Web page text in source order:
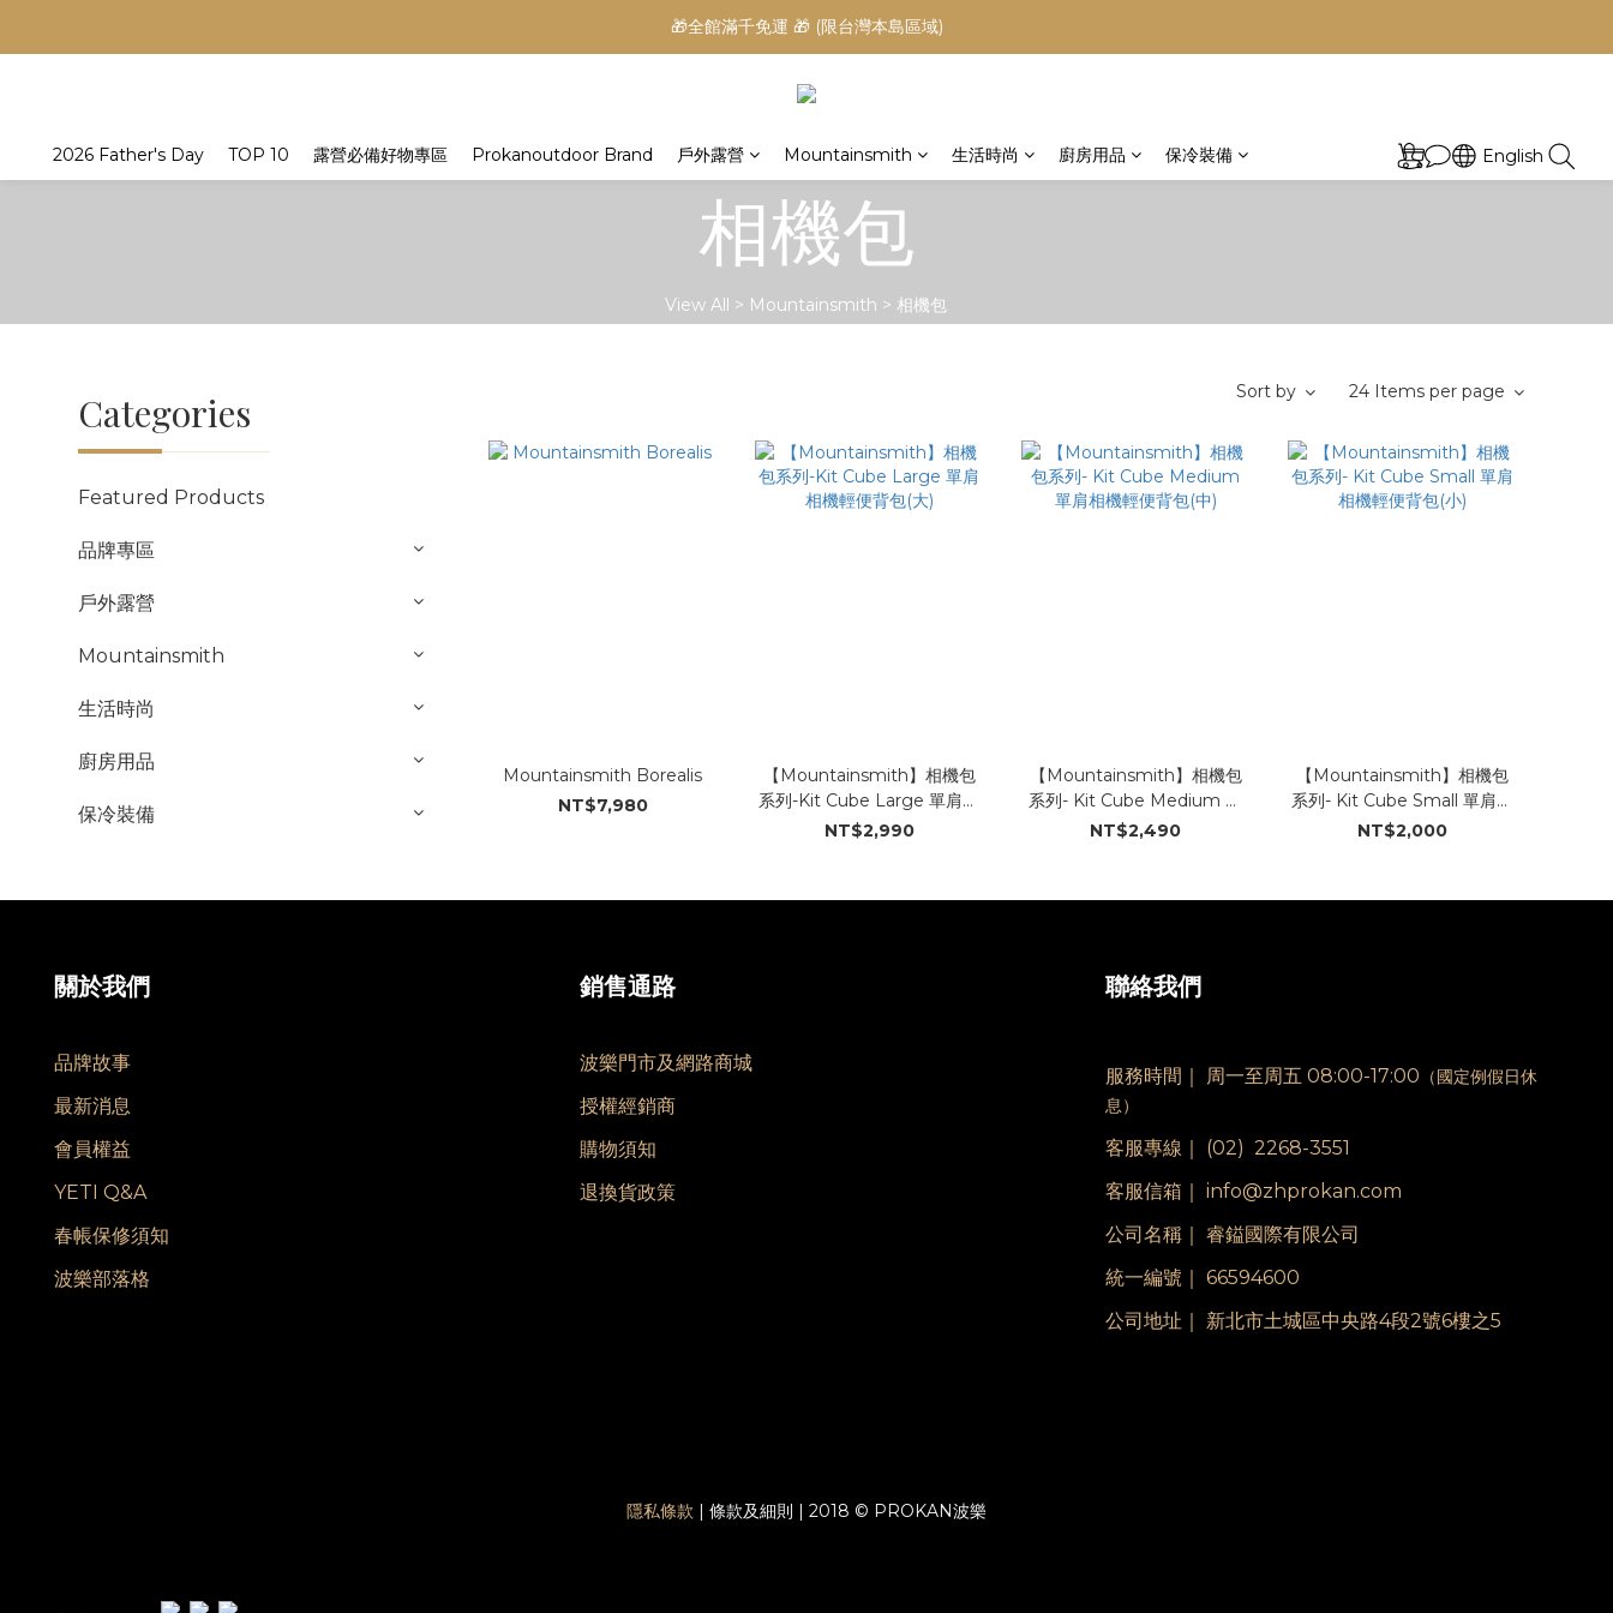
🎁全館滿千免運 🎁 (限台灣本島區域)
2026 Father's Day TOP 10 露營必備好物專區 Prokanoutdoor Brand 戶外露營 Mountainsmith 生活時尚 廚房用品 保冷裝備 English
相機包
View All > Mountainsmith >相機包
Categories
Featured Products
品牌專區
戶外露營
Mountainsmith
生活時尚
廚房用品
保冷裝備
Sort by 24 Items per page
Mountainsmith Borealis
NT$7,980
【Mountainsmith】相機包
系列-Kit Cube Large 單肩相
機輕便背包(大)
NT$2,990
【Mountainsmith】相機包
系列- Kit Cube Medium 單
肩相機輕便背包(中)
NT$2,490
【Mountainsmith】相機包
系列- Kit Cube Small 單肩相
機輕便背包(小)
NT$2,000
關於我們
品牌故事
最新消息
會員權益
YETI Q&A
春帳保修須知
波樂部落格
銷售通路
波樂門市及網路商城
授權經銷商
購物須知
退換貨政策
聯絡我們
服務時間｜ 周一至周五 08:00-17:00 （國定例假日休
息）
客服專線｜ (02) 2268-3551
客服信箱｜ info@zhprokan.com
公司名稱｜ 睿鎰國際有限公司
統一編號｜ 66594600
公司地址｜ 新北市土城區中央路4段2號6樓之5
隱私條款 | 條款及細則 | 2018 © PROKAN波樂